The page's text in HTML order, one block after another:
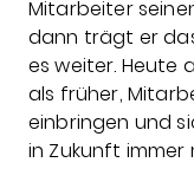
Mitarbeiter
dann trägt er
es weiter. Heute
als früher,
einbringen und
in Zukunft immer